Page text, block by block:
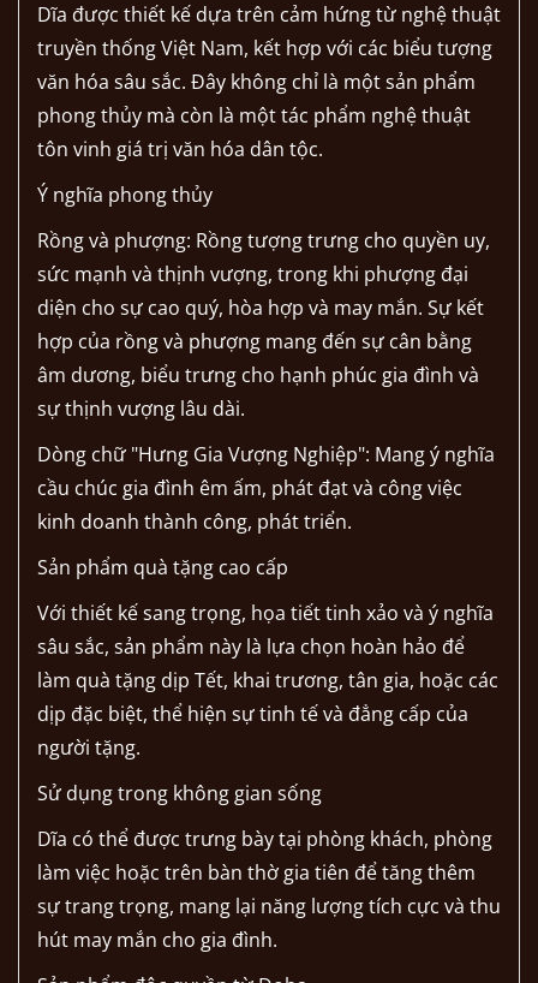
Dĩa được thiết kế dựa trên cảm hứng từ nghệ thuật
truyền thống Việt Nam, kết hợp với các biểu tượng
văn hóa sâu sắc. Đây không chỉ là một sản phẩm
phong thủy mà còn là một tác phẩm nghệ thuật
tôn vinh giá trị văn hóa dân tộc.
Ý nghĩa phong thủy
Rồng và phượng: Rồng tượng trưng cho quyền uy,
sức mạnh và thịnh vượng, trong khi phượng đại
diện cho sự cao quý, hòa hợp và may mắn. Sự kết
hợp của rồng và phượng mang đến sự cân bằng
âm dương, biểu trưng cho hạnh phúc gia đình và
sự thịnh vượng lâu dài.
Dòng chữ "Hưng Gia Vượng Nghiệp": Mang ý nghĩa
cầu chúc gia đình êm ấm, phát đạt và công việc
kinh doanh thành công, phát triển.
Sản phẩm quà tặng cao cấp
Với thiết kế sang trọng, họa tiết tinh xảo và ý nghĩa
sâu sắc, sản phẩm này là lựa chọn hoàn hảo để
làm quà tặng dịp Tết, khai trương, tân gia, hoặc các
dịp đặc biệt, thể hiện sự tinh tế và đẳng cấp của
người tặng.
Sử dụng trong không gian sống
Dĩa có thể được trưng bày tại phòng khách, phòng
làm việc hoặc trên bàn thờ gia tiên để tăng thêm
sự trang trọng, mang lại năng lượng tích cực và thu
hút may mắn cho gia đình.